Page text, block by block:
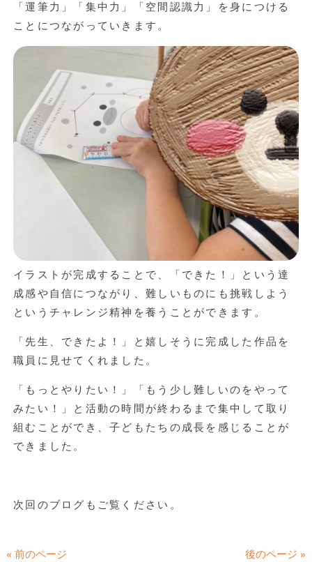
「運筆力」「集中力」「空間認識力」を身につける
ことにつながっていきます。
イラストが完成することで、「できた！」という達
成感や自信につながり、難しいものにも挑戦しよう
というチャレンジ精神を養うことができます。
「先生、できたよ！」と嬉しそうに完成した作品を
職員に見せてくれました。
「もっとやりたい！」「もう少し難しいのをやって
みたい！」と活動の時間が終わるまで集中して取り
組むことができ、子どもたちの成長を感じることが
できました。
次回のブログもご覧ください。
« 前のページ 後のページ »